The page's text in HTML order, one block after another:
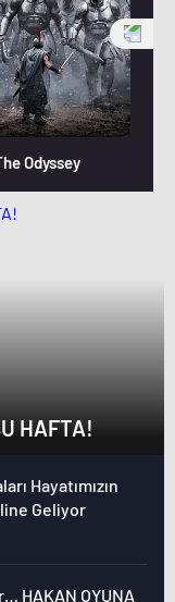
Odyssey
HAFTA!
Hayatımızın
Geliyor
HAKAN OYUNA